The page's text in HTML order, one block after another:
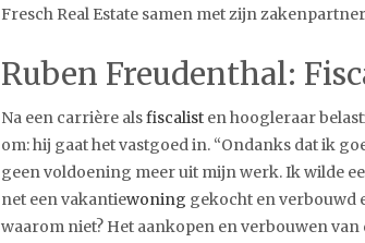
Fresch Real Estate samen met zijn
Ruben Freudenthal:
Na een carrière alsfiscalist en hoogleraar
om: hij gaat het vastgoed in. “Ondanks dat ik
geen voldoening meer uit mijn werk. Ik wilde
net een vakantiewoning gekocht en verbouwd
waarom niet? Het aankopen en verbouwen